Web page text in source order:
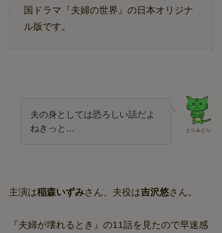
国ドラマ『夫婦の世界』の日本オリジナ
ル版です。
とりみどら
夫の身としては恐ろしい話だよ
ねきっと…
主演は稲森いずみさん、夫役は吉沢悠さん。
『夫婦が壊れるとき』の11話を見たので早速感